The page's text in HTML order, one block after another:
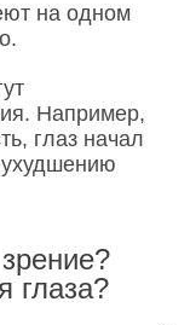
на одном
Например,
глаз начал
ухудшению
глаза?